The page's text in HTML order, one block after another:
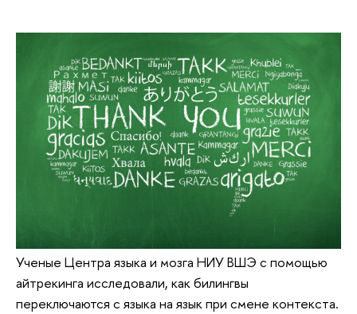
Ученые Центра языка и мозга НИУ ВШЭ с помощью
айтрекинга исследовали, как билингвы
переключаются с языка на язык при смене контекста.